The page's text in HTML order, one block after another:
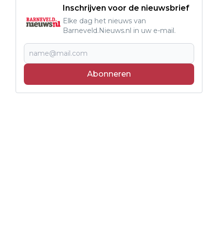
Inschrijven voor de nieuwsbrief
Elke dag het nieuws van
Barneveld.Nieuws.nl in uw e-mail.
Abonneren